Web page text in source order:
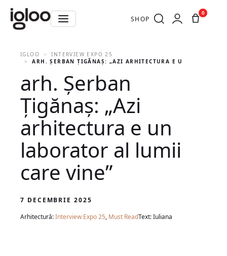
SHOP
0
IGLOO
INTERVIEW EXPO 25
ARH. ȘERBAN ȚIGĂNAȘ: „AZI ARHITECTURA E UN
arh. Șerban
Țigănaș: „Azi
arhitectura e un
laborator al lumii
care vine”
7 DECEMBRIE 2025
Arhitectură:Interview Expo 25, Must ReadText: Iuliana